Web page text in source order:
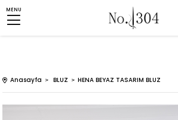
MENU
Anasayfa BLUZ HENA BEYAZ TASARIM BLUZ